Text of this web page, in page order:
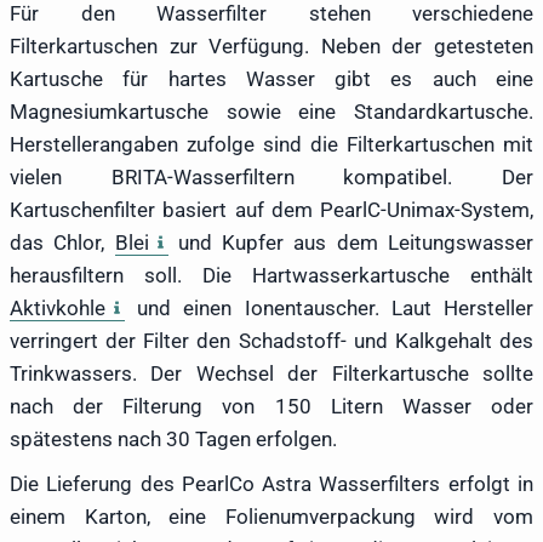
Für den Wasserfilter stehen verschiedene
Filterkartuschen zur Verfügung. Neben der getesteten
Kartusche für hartes Wasser gibt es auch eine
Magnesiumkartusche sowie eine Standardkartusche.
Herstellerangaben zufolge sind die Filterkartuschen mit
vielen BRITA-Wasserfiltern kompatibel. Der
Kartuschenfilter basiert auf dem PearlC-Unimax-System,
das Chlor, Blei
und Kupfer aus dem Leitungswasser
herausfiltern soll. Die Hartwasserkartusche enthält
Aktivkohle
und einen Ionentauscher. Laut Hersteller
verringert der Filter den Schadstoff- und Kalkgehalt des
Trinkwassers. Der Wechsel der Filterkartusche sollte
nach der Filterung von 150 Litern Wasser oder
spätestens nach 30 Tagen erfolgen.
Die Lieferung des PearlCo Astra Wasserfilters erfolgt in
einem Karton, eine Folienumverpackung wird vom